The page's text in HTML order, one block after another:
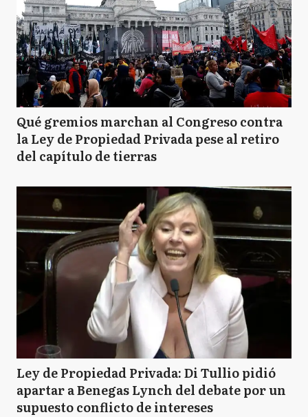
Qué gremios marchan al Congreso contra
la Ley de Propiedad Privada pese al retiro
del capítulo de tierras
Ley de Propiedad Privada: Di Tullio pidió
apartar a Benegas Lynch del debate por un
supuesto conflicto de intereses